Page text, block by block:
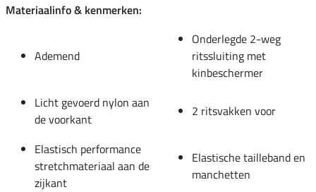
Materiaalinfo & kenmerken:
Ademend
Onderlegde 2-weg
ritssluiting met
kinbeschermer
Licht gevoerd nylon aan
de voorkant
2 ritsvakken voor
Elastisch performance
stretchmateriaal aan de
zijkant
Elastische tailleband en
manchetten